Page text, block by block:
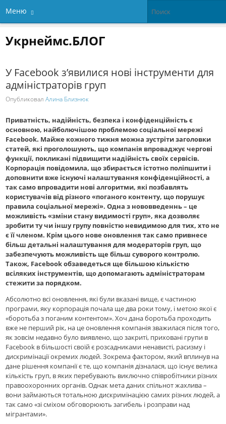
Меню
Укрнеймс.БЛОГ
У Facebook з’явилися нові інструменти для
адміністраторів груп
ОпубликовалАлина Близнюк
Приватність, надійність, безпека і конфіденційність є
основною, найболючішою проблемою соціальної мережі
Facebook. Майже кожного тижня можна зустріти заголовки
статей, які проголошують, що компанія впроваджує чергові
функції, покликані підвищити надійність своїх сервісів.
Корпорація повідомила, що збирається істотно поліпшити і
доповнити вже існуючі налаштування конфіденційності, а
так само впровадити нові алгоритми, які позбавлять
користувачів від різного «поганого контенту, що порушує
правила соціальної мережі». Одна з нововведеннь – це
можливість «зміни стану видимості груп», яка дозволяє
зробити ту чи іншу групу повністю невидимою для тих, хто не
є її членом. Крім цього нове оновлення так само привнесе
більш детальні налаштування для модераторів груп, що
забезпечують можливість ще більш суворого контролю.
Також, Facebook обзаведеться ще більшою кількістю
всіляких інструментів, що допомагають адміністраторам
стежити за порядком.
Абсолютно всі оновлення, які були вказані вище, є частиною
програми, яку корпорація почала ще два роки тому, і метою якої є
«боротьба з поганим контентом». Хоч дана боротьба проходить
вже не перший рік, на це оновлення компанія зважилася після того,
як зовсім недавно було виявлено, що закриті, приховані групи в
Facebook в більшості своїй є розсадниками ненависті, расизму і
дискримінації окремих людей. Зокрема фактором, який вплинув на
дане рішення компанії є те, що компанія дізналася, що існує велика
кількість груп, в яких перебувають виключно співробітники різних
правоохоронних органів. Однак мета даних спільнот жахлива –
вони займаються тотальною дискримінацією самих різних людей, а
так само «зі сміхом обговорюють загибель і розправи над
мігрантами».